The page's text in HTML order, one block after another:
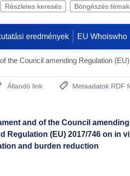
Részletes keresés Böngészés
eredmények EU Whoiswho
Állandó link
Metaadatok RDF
and of the Council amending
Regulation (EU) 2017/746 on in
and burden reduction